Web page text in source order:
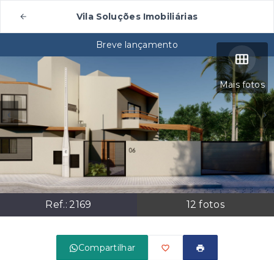
Vila Soluções Imobiliárias
Mais fotos
Ref.: 2169 12 fotos
Breve lançamento
Compartilhar